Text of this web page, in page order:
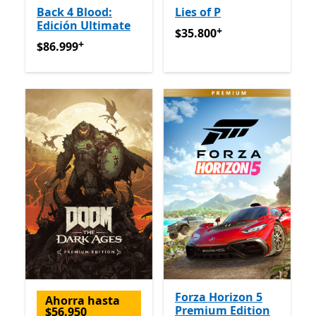
Back 4 Blood:
Edición Ultimate
$86.999Ofrece compras dentro de la aplicación
$86.999+
Lies of P
$35.800Ofrece compras
$35.800+
Ahorra hasta
$56.950
Forza Horizon 5
Premium Edition